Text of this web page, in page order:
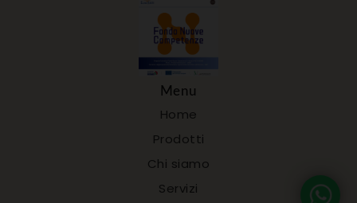
Menu
Home
Prodotti
Chi siamo
Servizi